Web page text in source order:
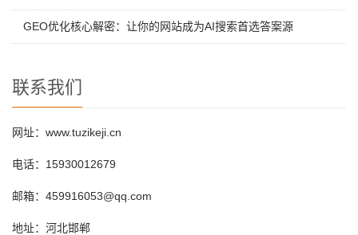
GEO优化核心解密：让你的网站成为AI搜索首选答案源
联系我们
网址：www.tuzikeji.cn
电话：15930012679
邮箱：459916053@qq.com
地址：河北邯郸